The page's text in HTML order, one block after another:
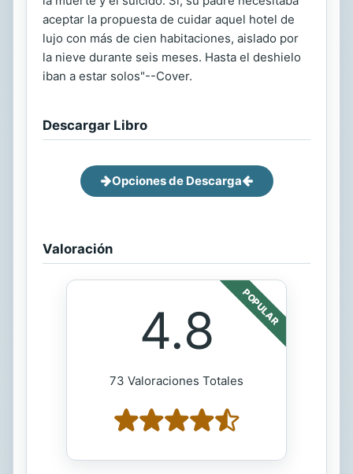
aceptar la propuesta de cuidar aquel hotel de
lujo con más de cien habitaciones, aislado por
la nieve durante seis meses. Hasta el deshielo
iban a estar solos"--Cover.
Descargar Libro
Opciones de Descarga
Valoración
POPULAR
4.8
73 Valoraciones Totales